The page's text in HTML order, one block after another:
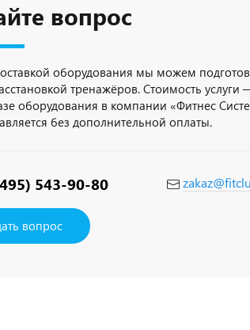
вопрос
оборудования мы можем
тренажёров. Стоимость услуги
оборудования в компании «Фитнес
без дополнительной оплаты.
543-90-80
вопрос